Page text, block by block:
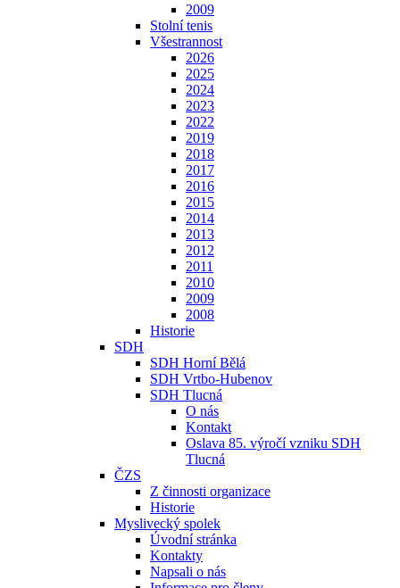
2009
Stolní tenis
Všestrannost
2026
2025
2024
2023
2022
2019
2018
2017
2016
2015
2014
2013
2012
2011
2010
2009
2008
Historie
SDH
SDH Horní Bělá
SDH Vrtbo-Hubenov
SDH Tlucná
O nás
Kontakt
Oslava 85. výročí vzniku SDH
Tlucná
ČZS
Z činnosti organizace
Historie
Myslivecký spolek
Úvodní stránka
Kontakty
Napsali o nás